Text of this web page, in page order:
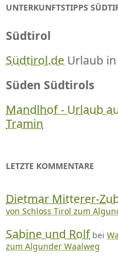
UNTERKUNFTSTIPPS
Südtirol
Südtirol.de Urlaub
Süden Südtirols
Mandlhof - Urlaub
Tramin
LETZTE KOMMENTARE
Dietmar Mitterer-
von Schloss Tirol zum
Sabine und Rolf bei
zum Algunder Waalweg